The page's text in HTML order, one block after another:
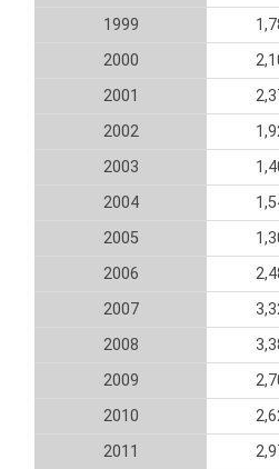
1999
2000
2001
2002
2003
2004
2005
2006
2007
2008
2009
2010
2011